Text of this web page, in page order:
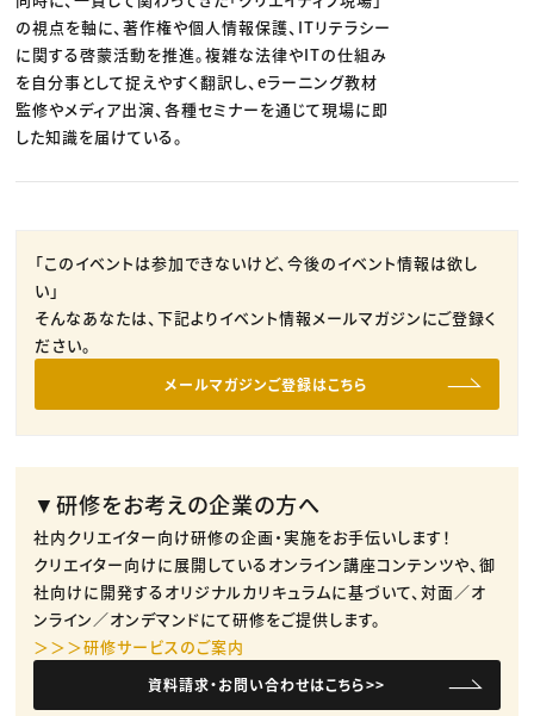
の視点を軸に、著作権や個人情報保護、ITリテラシー
に関する啓蒙活動を推進。複雑な法律やITの仕組み
を自分事として捉えやすく翻訳し、eラーニング教材
監修やメディア出演、各種セミナーを通じて現場に即
した知識を届けている。
「このイベントは参加できないけど、今後のイベント情報は欲し
い」
そんなあなたは、下記よりイベント情報メールマガジンにご登録く
ださい。
メールマガジンご登録はこちら
▼研修をお考えの企業の方へ
社内クリエイター向け研修の企画・実施をお手伝いします！
クリエイター向けに展開しているオンライン講座コンテンツや、御
社向けに開発するオリジナルカリキュラムに基づいて、対面／オ
ンライン／オンデマンドにて研修をご提供します。
＞＞＞研修サービスのご案内
資料請求・お問い合わせはこちら>>